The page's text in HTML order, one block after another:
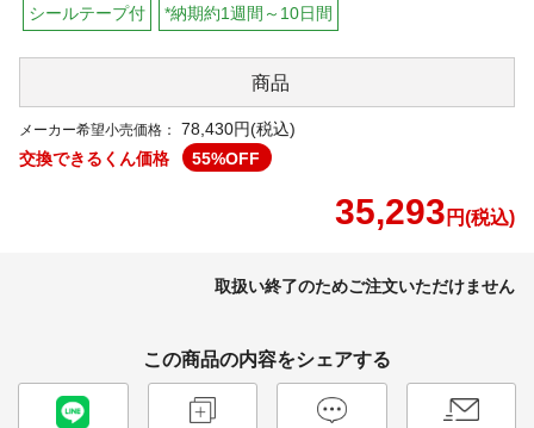
シールテープ付 *納期約1週間～10日間
商品
メーカー希望小売価格：
78,430円(税込)
交換できるくん価格
55%OFF
35,293 円(税込)
取扱い終了のためご注文いただけません
この商品の内容をシェアする